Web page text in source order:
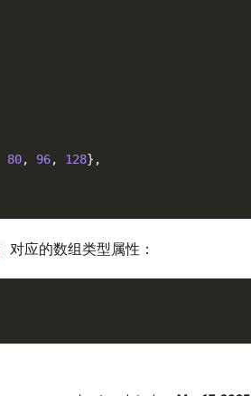
80, 96, 128} ,
对应的数组类型属性：